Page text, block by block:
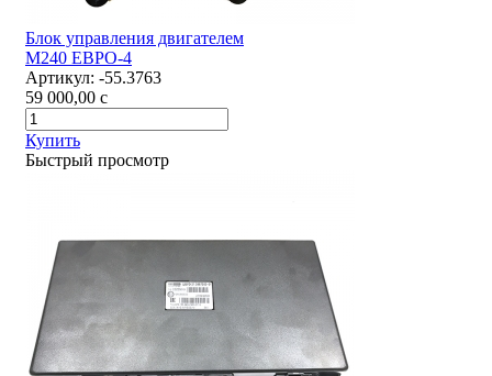
Блок управления двигателем
М240 ЕВРО-4
Артикул: -55.3763
59 000,00 c
Купить
Быстрый просмотр